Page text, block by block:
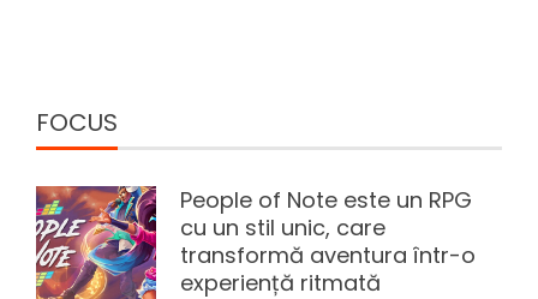
FOCUS
People of Note este un RPG
cu un stil unic, care
transformă aventura într-o
experiență ritmată